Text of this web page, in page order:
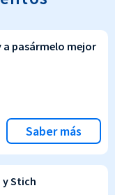
a pasármelo mejor
Saber más
y Stich